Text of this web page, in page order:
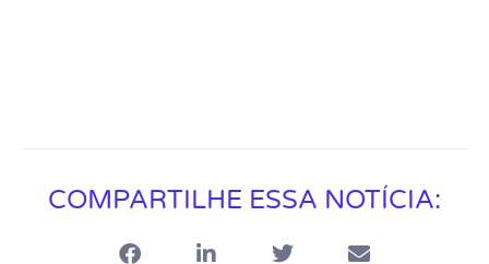
COMPARTILHE ESSA NOTÍCIA: